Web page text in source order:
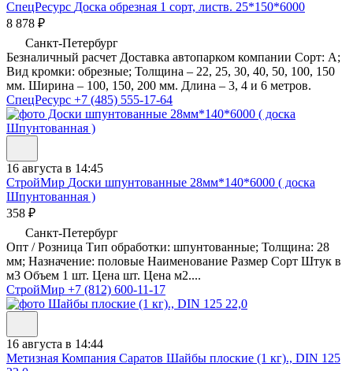
СпецРесурс Доска обрезная 1 сорт, листв. 25*150*6000
8 878 ₽
Санкт-Петербург
Безналичный расчет Доставка автопарком компании Сорт: A;
Вид кромки: обрезные; Толщина – 22, 25, 30, 40, 50, 100, 150
мм. Ширина – 100, 150, 200 мм. Длина – 3, 4 и 6 метров.
СпецРесурс +7 (485) 555-17-64
16 августа в 14:45
СтройМир Доски шпунтованные 28мм*140*6000 ( доска
Шпунтованная )
358 ₽
Санкт-Петербург
Опт / Розница Тип обработки: шпунтованные; Толщина: 28
мм; Назначение: половые Наименование Размер Сорт Штук в
м3 Объем 1 шт. Цена шт. Цена м2....
СтройМир +7 (812) 600-11-17
16 августа в 14:44
Метизная Компания Саратов Шайбы плоские (1 кг)., DIN 125